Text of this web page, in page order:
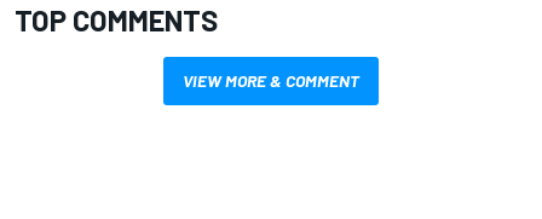
TOP COMMENTS
VIEW MORE & COMMENT